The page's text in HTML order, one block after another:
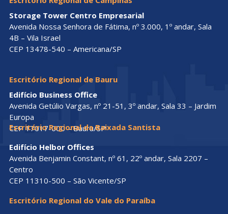
Storage Tower Centro Empresarial
Avenida Nossa Senhora de Fátima, nº 3.000, 1º andar, Sala
4B – Vila Israel
CEP 13478-540 – Americana/SP
Escritório Regional de Bauru
Edifício Business Office
Avenida Getúlio Vargas, nº 21-51, 3º andar, Sala 33 – Jardim
Europa
CEP 17017-000 – Bauru/SP
Escritório Regional da Baixada Santista
Edifício Helbor Offices
Avenida Benjamin Constant, nº 61, 22º andar, Sala 2207 –
Centro
CEP 11310-500 – São Vicente/SP
Escritório Regional do Vale do Paraíba